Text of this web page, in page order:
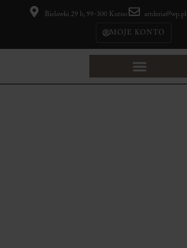
MOJE KONTO
Bielawki 29 b, 99-300 Kutno artderia@wp.pl